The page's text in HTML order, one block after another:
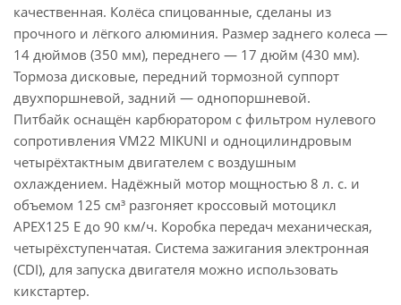
качественная. Колёса спицованные, сделаны из
прочного и лёгкого алюминия. Размер заднего колеса —
14 дюймов (350 мм), переднего — 17 дюйм (430 мм).
Тормоза дисковые, передний тормозной суппорт
двухпоршневой, задний — однопоршневой.
Питбайк оснащён карбюратором с фильтром нулевого
сопротивления VM22 MIKUNI и одноцилиндровым
четырёхтактным двигателем с воздушным
охлаждением. Надёжный мотор мощностью 8 л. с. и
объемом 125 см³ разгоняет кроссовый мотоцикл
APEX125 E до 90 км/ч. Коробка передач механическая,
четырёхступенчатая. Система зажигания электронная
(CDI), для запуска двигателя можно использовать
кикстартер.